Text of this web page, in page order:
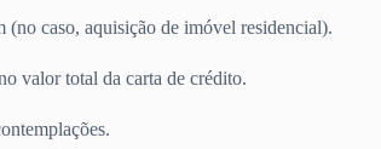
(no caso, aquisição de imóvel residencial).
valor total da carta de crédito.